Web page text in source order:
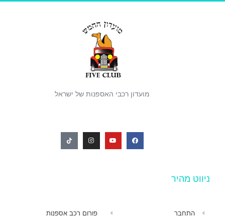
מועדון רכבי האספנות של ישראל
ניווט מהיר
התחבר פורום רכב אספנות